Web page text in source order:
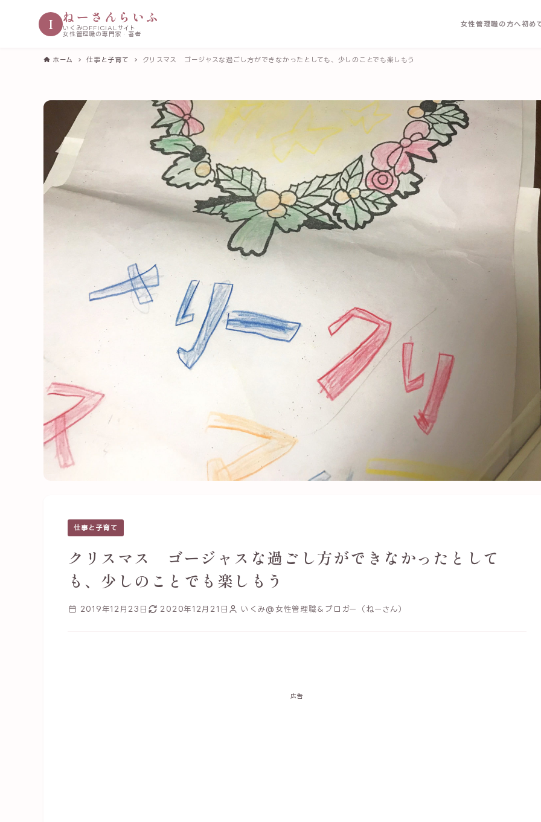
I ねーさんらいふ
いくみOFFICIALサイト
女性管理職の専門家・著者
女性管理職の方へ初め
ホーム 仕事と子育て クリスマス ゴージャスな過ごし方ができなかったとしても、少しのことでも楽しもう
仕事と子育て
クリスマス ゴージャスな過ごし方ができなかったとして
も、少しのことでも楽しもう
2019年12月23日 2020年12月21日 いくみ@女性管理職＆ブロガー（ねーさん）
広告